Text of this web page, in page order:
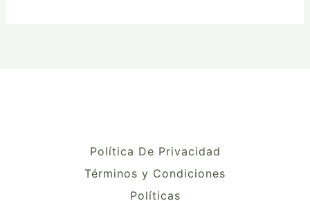
Política De Privacidad
Términos y Condiciones
Políticas